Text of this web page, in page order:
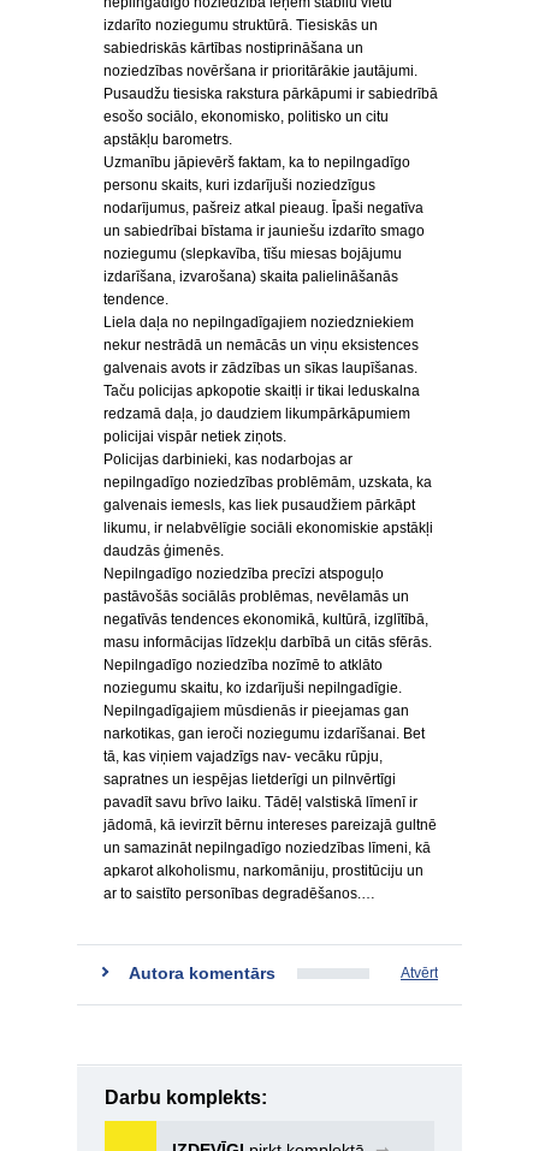
izdarīto noziegumu struktūrā. Tiesiskās un
sabiedriskās kārtības nostiprināšana un
noziedzības novēršana ir prioritārākie jautājumi.
Pusaudžu tiesiska rakstura pārkāpumi ir sabiedrībā
esošo sociālo, ekonomisko, politisko un citu
apstākļu barometrs.
Uzmanību jāpievērš faktam, ka to nepilngadīgo
personu skaits, kuri izdarījuši noziedzīgus
nodarījumus, pašreiz atkal pieaug. Īpaši negatīva
un sabiedrībai bīstama ir jauniešu izdarīto smago
noziegumu (slepkavība, tīšu miesas bojājumu
izdarīšana, izvarošana) skaita palielināšanās
tendence.
Liela daļa no nepilngadīgajiem noziedzniekiem
nekur nestrādā un nemācās un viņu eksistences
galvenais avots ir zādzības un sīkas laupīšanas.
Taču policijas apkopotie skaitļi ir tikai leduskalna
redzamā daļa, jo daudziem likumpārkāpumiem
policijai vispār netiek ziņots.
Policijas darbinieki, kas nodarbojas ar
nepilngadīgo noziedzības problēmām, uzskata, ka
galvenais iemesls, kas liek pusaudžiem pārkāpt
likumu, ir nelabvēlīgie sociāli ekonomiskie apstākļi
daudzās ģimenēs.
Nepilngadīgo noziedzība precīzi atspoguļo
pastāvošās sociālās problēmas, nevēlamās un
negatīvās tendences ekonomikā, kultūrā, izglītībā,
masu informācijas līdzekļu darbībā un citās sfērās.
Nepilngadīgo noziedzība nozīmē to atklāto
noziegumu skaitu, ko izdarījuši nepilngadīgie.
Nepilngadīgajiem mūsdienās ir pieejamas gan
narkotikas, gan ieroči noziegumu izdarīšanai. Bet
tā, kas viņiem vajadzīgs nav- vecāku rūpju,
sapratnes un iespējas lietderīgi un pilnvērtīgi
pavadīt savu brīvo laiku. Tādēļ valstiskā līmenī ir
jādomā, kā ievirzīt bērnu intereses pareizajā gultnē
un samazināt nepilngadīgo noziedzības līmeni, kā
apkarot alkoholismu, narkomāniju, prostitūciju un
ar to saistīto personības degradēšanos.…
Autora komentārs Atvērt
Darbu komplekts: